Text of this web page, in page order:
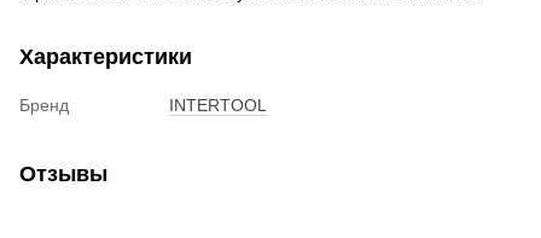
Характеристики
Бренд INTERTOOL
Отзывы